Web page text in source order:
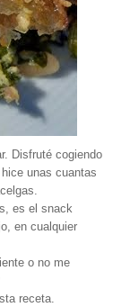
Disfruté cogiendo
unas cuantas
es el snack
en cualquier
o no me
receta.